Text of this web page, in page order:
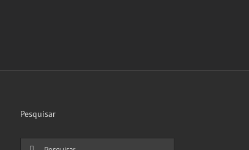
Pesquisar
Pesquisar